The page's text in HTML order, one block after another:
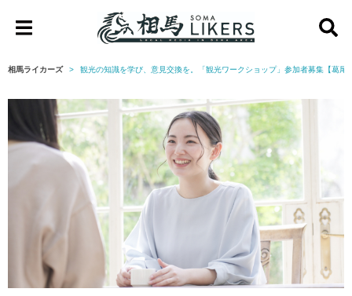
馬
イ
カ
ー
ズ
相馬ライカーズ 観光の知識を学び、意見交換を。「観光ワークショップ」参加者募集【葛尾